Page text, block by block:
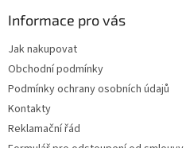
Informace pro vás
Jak nakupovat
Obchodní podmínky
Podmínky ochrany osobních údajů
Kontakty
Reklamační řád